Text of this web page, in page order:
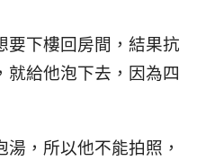
要下樓回房間，結果抗
就給他泡下去，因為四
，所以他不能拍照，